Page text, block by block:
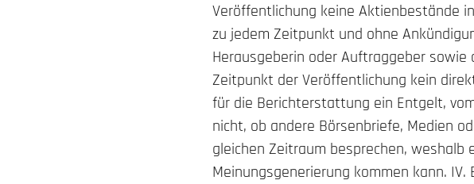
Veröffentlichung keine Aktienbestände
zu jedem Zeitpunkt und ohne
Herausgeberin oder Auftraggeber
Zeitpunkt der Veröffentlichung kein
für die Berichterstattung ein Entgelt,
nicht, ob andere Börsenbriefe, Medien
gleichen Zeitraum besprechen,
Meinungsgenerierung kommen kann.